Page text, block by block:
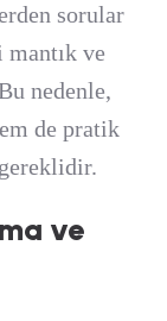
sorular
mantık ve
nedenle,
de pratik
ve